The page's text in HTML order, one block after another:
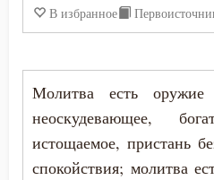
Похвала
Почитание Бога
Праведность
Праздник
В избранное
Молитва есть оружие
неоскудевающее,
истощаемое, пристань
спокойствия; молитва